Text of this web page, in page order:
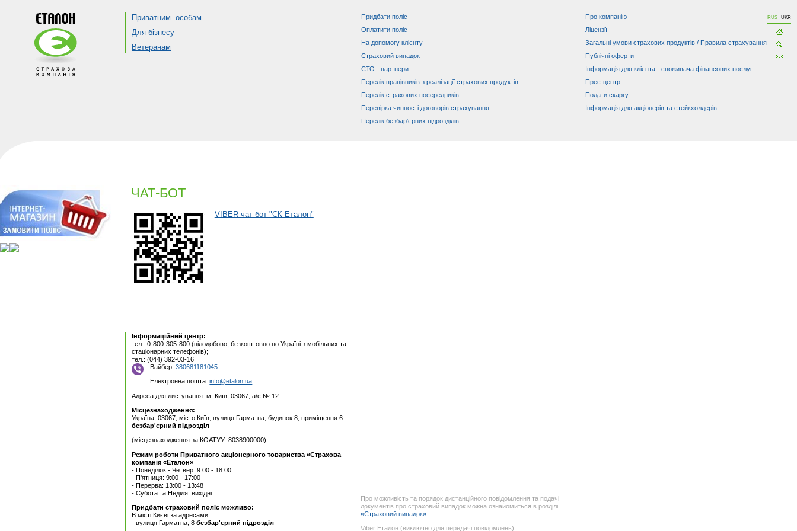
Приватним особам
Для бізнесу
Ветеранам
Придбати поліс
Оплатити поліс
На допомогу клієнту
Страховий випадок
СТО - партнери
Перелік працівників з реалізації страхових продуктів
Перелік страхових посередників
Перевірка чинності договорів страхування
Перелік безбар'єрних підрозділів
Про компанію
Ліцензії
Загальні умови страхових продуктів / Правила страхування
Публічні оферти
Інформація для клієнта - споживача фінансових послуг
Прес-центр
Подати скаргу
Інформація для акціонерів та стейкхолдерів
RUS UKR
ЧАТ-БОТ
VIBER чат-бот "СК Еталон"
Інформаційний центр:
тел.: 0-800-305-800 (цілодобово, безкоштовно по Україні з мобільних та
стаціонарних телефонів);
тел.: (044) 392-03-16
Вайбер:380681181045
Електронна пошта:info@etalon.ua
Адреса для листування: м. Київ, 03067, а/с № 12
Місцезнаходження:
Україна, 03067, місто Київ, вулиця Гарматна, будинок 8, приміщення 6
безбар'єрний підрозділ
(місцезнаходження за КОАТУУ: 8038900000)
Режим роботи Приватного акцiонерного товариства «Страхова
компанія «Еталон»
- Понеділок - Четвер: 9:00 - 18:00
- П'ятниця: 9:00 - 17:00
- Перерва: 13:00 - 13:48
- Субота та Неділя: вихідні
Придбати страховий поліс можливо:
В місті Києві за адресами:
- вулиця Гарматна, 8 безбар'єрний підрозділ
Про можливість та порядок дистанційного повідомлення та подачі
документів про страховий випадок можна ознайомиться в розділі
«Страховий випадок»
Viber Еталон (виключно для передачі повідомлень)